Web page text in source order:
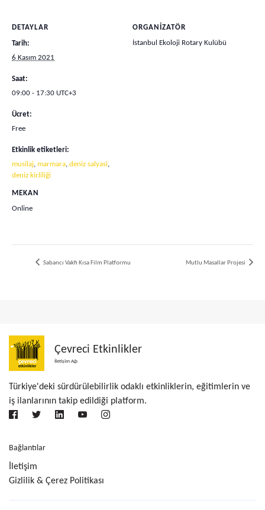
DETAYLAR
Tarih:
6 Kasım 2021
Saat:
09:00 - 17:30 UTC+3
Ücret:
Free
Etkinlik etiketleri:
musilaj, marmara, deniz salyasi,
deniz kirliliği
MEKAN
Online
ORGANIZATÖR
İstanbul Ekoloji Rotary Kulübü
Sabancı Vakfı Kısa Film Platformu Mutlu Masallar Projesi
Çevreci Etkinlikler
İletişim Ağı
Türkiye'deki sürdürülebilirlik odaklı etkinliklerin, eğitimlerin ve
iş ilanlarının takip edildiği platform.
Bağlantılar
İletişim
Gizlilik & Çerez Politikası